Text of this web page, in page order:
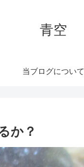
青空
当ブログについて
か？